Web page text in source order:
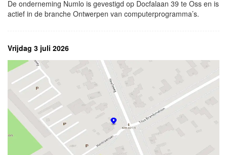
De onderneming Numlo is gevestigd op Docfalaan 39 te Oss en is
actief in de branche Ontwerpen van computerprogramma’s.
Vrijdag 3 juli 2026